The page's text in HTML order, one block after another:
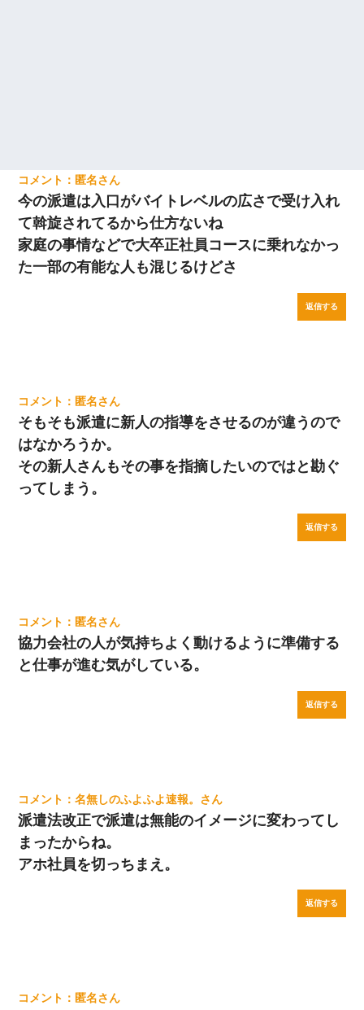
匿名
今の派遣は入口がバイトレベルの広さで受け入れ
て斡旋されてるから仕方ないね
家庭の事情などで大卒正社員コースに乗れなかっ
た一部の有能な人も混じるけどさ
返信する
匿名
そもそも派遣に新人の指導をさせるのが違うので
はなかろうか。
その新人さんもその事を指摘したいのではと勘ぐ
ってしまう。
返信する
匿名
協力会社の人が気持ちよく動けるように準備する
と仕事が進む気がしている。
返信する
名無しのふよふよ速報。
派遣法改正で派遣は無能のイメージに変わってし
まったからね。
アホ社員を切っちまえ。
返信する
匿名